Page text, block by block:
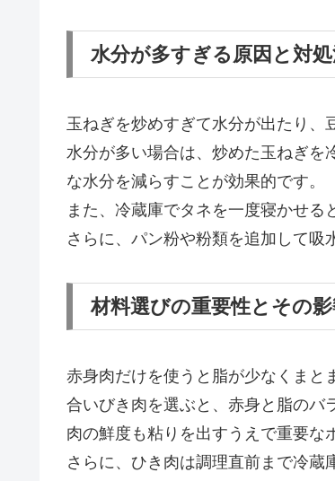
水分が多すぎる原因と対
玉ねぎを炒めすぎて水分が出たり、
水分が多い場合は、炒めた玉ねぎを
な水分を減らすことが効果的です。
また、冷蔵庫でタネを一度寝かせる
さらに、パン粉や粉類を追加して吸
材料選びの重要性とその
赤身肉だけを使うと脂が少なくまと
合いびき肉を選ぶと、赤身と脂のバ
肉の鮮度も粘りを出すうえで重要な
さらに、ひき肉は調理直前まで冷蔵